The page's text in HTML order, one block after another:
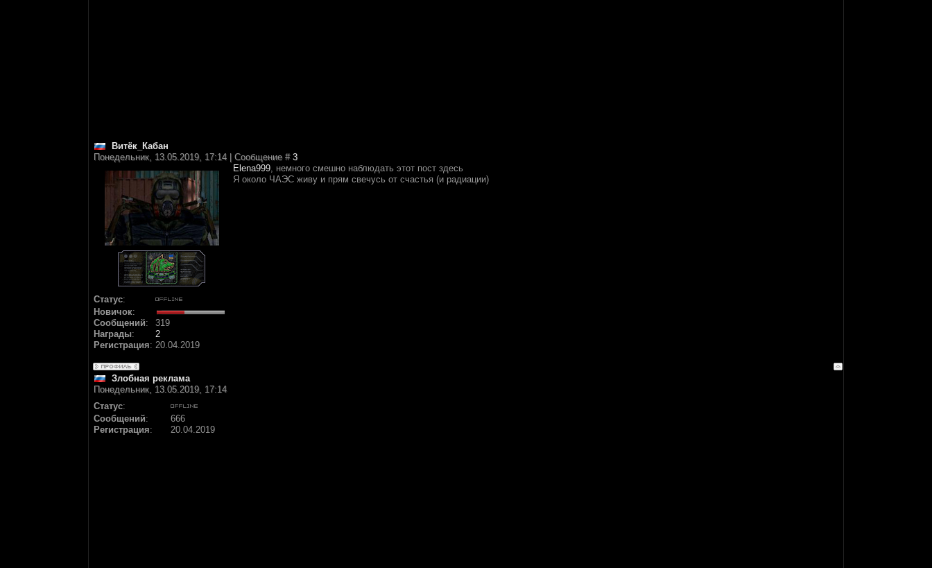
Витёк_Кабан
Понедельник, 13.05.2019, 17:14 | Сообщение # 3
Статус:
Новичок:
Сообщений:
319
Награды:
2
Регистрация: 20.04.2019
Elena999, немного смешно наблюдать этот пост здесь
Я около ЧАЭС живу и прям свечусь от счастья (и радиации)
Злобная реклама
Понедельник, 13.05.2019, 17:14
Статус:
Сообщений:
666
Регистрация: 20.04.2019